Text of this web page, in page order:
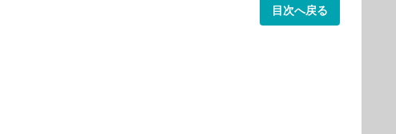
目次へ戻る